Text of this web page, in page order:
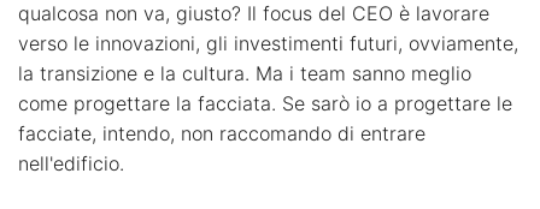
qualcosa non va, giusto? Il focus del CEO è lavorare
verso le innovazioni, gli investimenti futuri, ovviamente,
la transizione e la cultura. Ma i team sanno meglio
come progettare la facciata. Se sarò io a progettare le
facciate, intendo, non raccomando di entrare
nell'edificio.